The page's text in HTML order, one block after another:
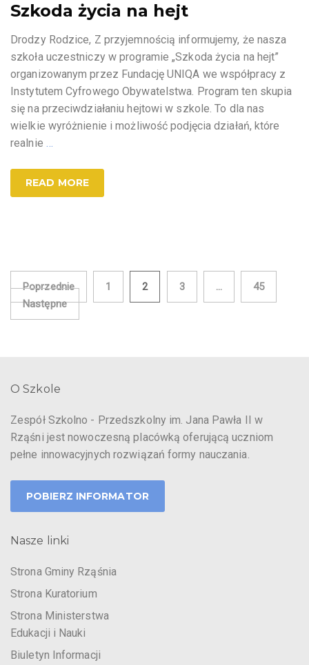
Szkoda życia na hejt
Drodzy Rodzice, Z przyjemnością informujemy, że nasza
szkoła uczestniczy w programie „Szkoda życia na hejt”
organizowanym przez Fundację UNIQA we współpracy z
Instytutem Cyfrowego Obywatelstwa. Program ten skupia
się na przeciwdziałaniu hejtowi w szkole. To dla nas
wielkie wyróżnienie i możliwość podjęcia działań, które
realnie …
READ MORE
Stronicowanie
wpisów
Poprzednie 1 2 3 …
45
Następne
O Szkole
Zespół Szkolno - Przedszkolny im. Jana Pawła II w
Rząśni jest nowoczesną placówką oferującą uczniom
pełne innowacyjnych rozwiązań formy nauczania.
POBIERZ INFORMATOR
Nasze linki
Strona Gminy Rząśnia
Strona Kuratorium
Strona Ministerstwa
Edukacji i Nauki
Biuletyn Informacji